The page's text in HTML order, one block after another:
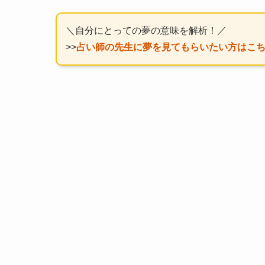
＼自分にとっての夢の意味を解析！／
>>占い師の先生に夢を見てもらいたい方はこ